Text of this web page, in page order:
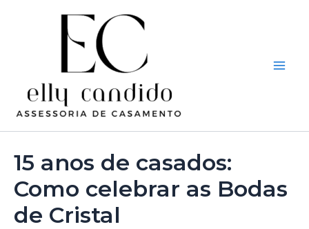
15 anos de casados:
Como celebrar as Bodas
de Cristal